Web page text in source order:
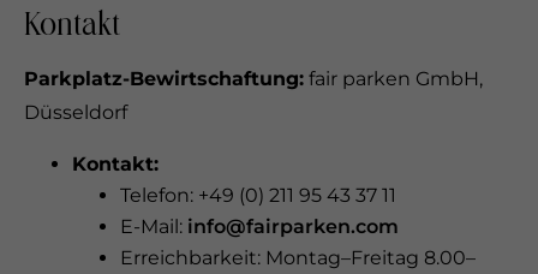
Kontakt
Parkplatz-Bewirtschaftung: fair parken GmbH,
Düsseldorf
Kontakt:
Telefon: +49 (0) 211 95 43 37 11
E-Mail: info@fairparken.com
Erreichbarkeit: Montag–Freitag 8.00–